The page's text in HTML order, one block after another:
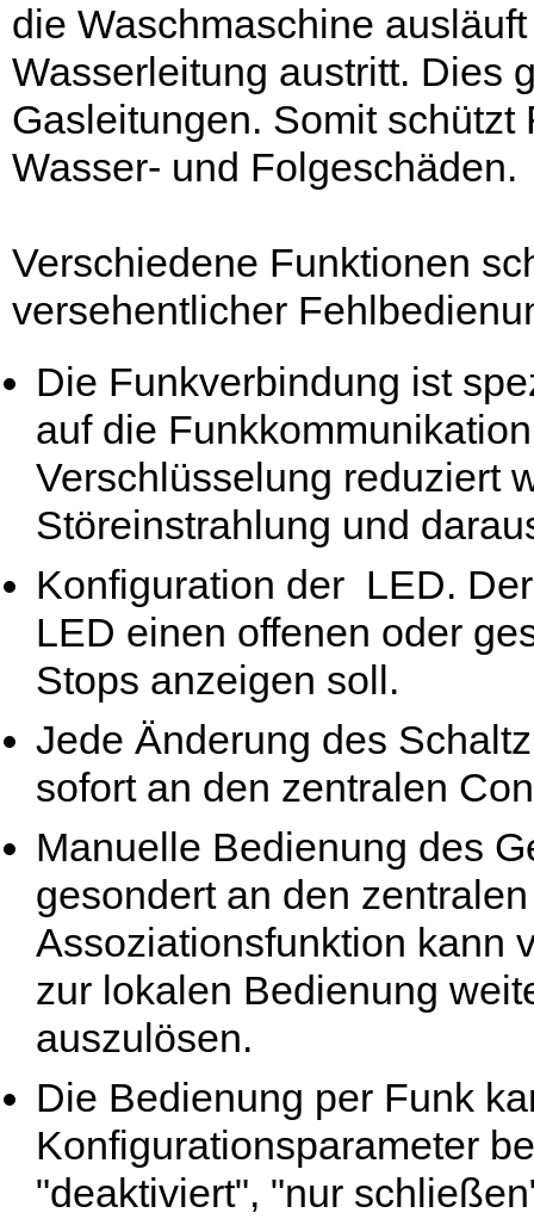
die Waschmaschine
Wasserleitung austritt. Dies
Gasleitungen. Somit
Wasser- und Folgeschäden.
Verschiedene Funktionen
versehentlicher
Die Funkverbindung ist
auf die
Verschlüsselung reduziert
Störeinstrahlung und
Konfiguration der LED.
LED einen offenen oder
Stops anzeigen soll.
Jede Änderung des
sofort an den zentralen
Manuelle Bedienung des
gesondert an den
Assoziationsfunktion kann
zur lokalen Bedienung
auszulösen.
Die Bedienung per Funk
Konfigurationsparameter
"deaktiviert", "nur